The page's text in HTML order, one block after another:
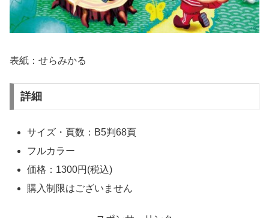
表紙：せらみかる
詳細
サイズ・頁数：B5判68頁
フルカラー
価格：1300円(税込)
購入制限はございません